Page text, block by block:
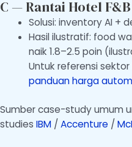
C — Rantai Hotel F&B
Solusi: inventory AI +
Hasil ilustratif: food
naik 1.8–2.5 poin
Untuk referensi
panduan harga
Sumber case-study umum
studies IBM / Accenture /